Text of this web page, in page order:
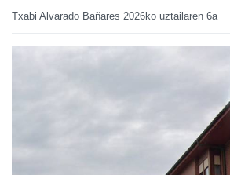
Txabi Alvarado Bañares 2026ko uztailaren 6a